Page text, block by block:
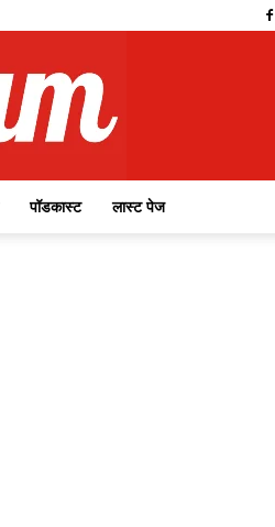
पॉडकास्ट लास्ट पेज